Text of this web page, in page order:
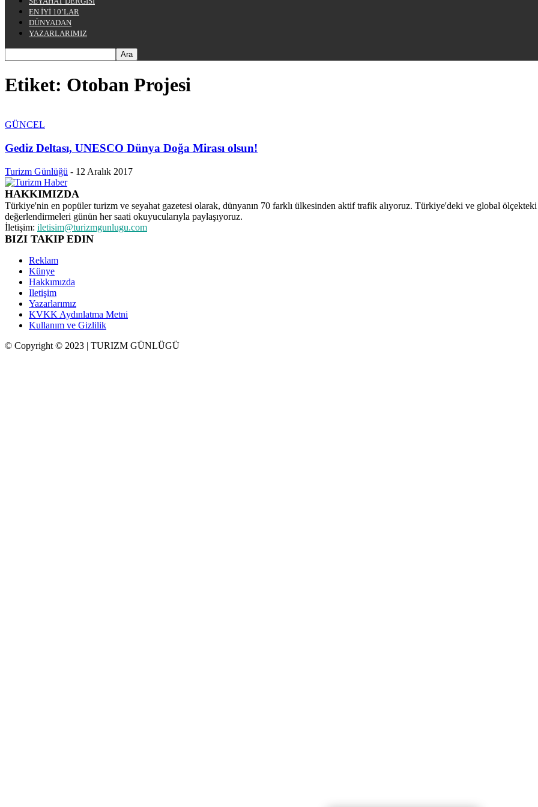
EN İYİ 10’LAR
DÜNYADAN
YAZARLARIMIZ
Etiket: Otoban Projesi
GÜNCEL
Gediz Deltası, UNESCO Dünya Doğa Mirası olsun!
Turizm Günlüğü - 12 Aralık 2017
HAKKIMIZDA
Türkiye'nin en popüler turizm ve seyahat gazetesi olarak, dünyanın 70 farklı ülkesinden aktif trafik alıyoruz. Türkiye'deki ve global
değerlendirmeleri günün her saati okuyucularıyla paylaşıyoruz.
İletişim: iletisim@turizmgunlugu.com
BIZI TAKIP EDIN
Reklam
Künye
Hakkımızda
Iletişim
Yazarlarımız
KVKK Aydınlatma Metni
Kullanım ve Gizlilik
© Copyright © 2023 | TURIZM GÜNLÜGÜ